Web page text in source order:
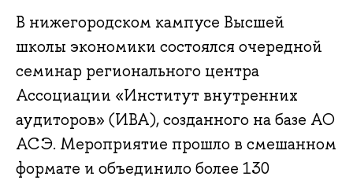
В нижегородском кампусе Высшей
школы экономики состоялся очередной
семинар регионального центра
Ассоциации «Институт внутренних
аудиторов» (ИВА), созданного на базе АО
АСЭ. Мероприятие прошло в смешанном
формате и объединило более 130